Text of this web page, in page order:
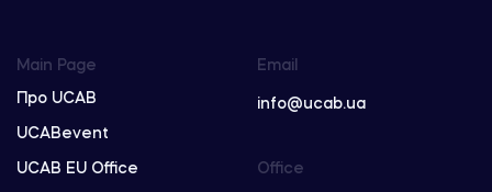
Main Page
Про UCAB
UCABevent
UCAB EU Office
Email
info@ucab.ua
Office